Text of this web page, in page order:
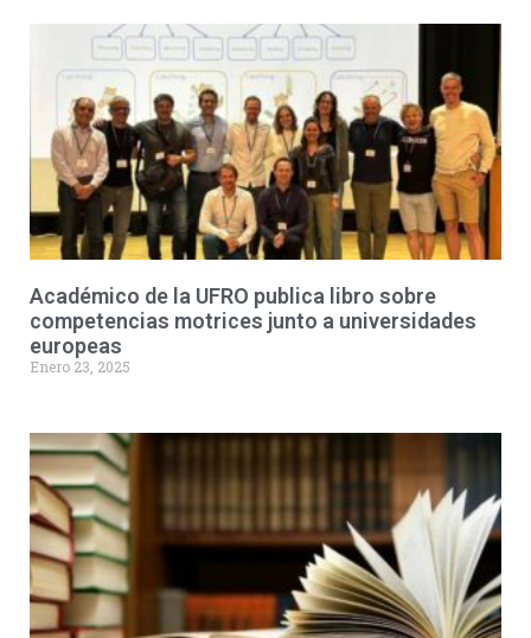
Académico de la UFRO publica libro sobre
competencias motrices junto a universidades
europeas
Enero 23, 2025